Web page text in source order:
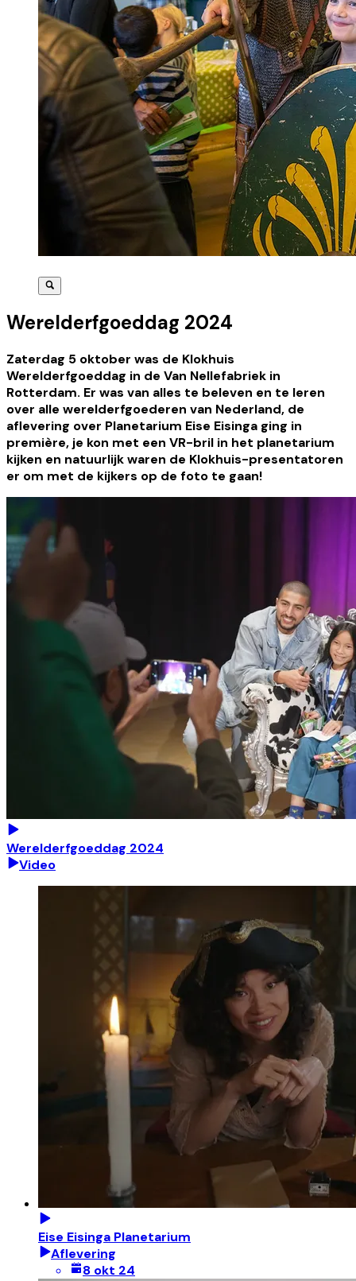
Werelderfgoeddag 2024
Zaterdag 5 oktober was de Klokhuis
Werelderfgoeddag in de Van Nellefabriek in
Rotterdam. Er was van alles te beleven en te leren
over alle werelderfgoederen van Nederland, de
aflevering over Planetarium Eise Eisinga ging in
première, je kon met een VR-bril in het planetarium
kijken en natuurlijk waren de Klokhuis-presentatoren
er om met de kijkers op de foto te gaan!
Werelderfgoeddag 2024
Video
Eise Eisinga Planetarium
Aflevering
8 okt 24